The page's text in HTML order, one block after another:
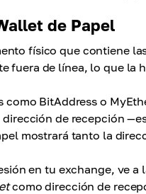
de Papel
físico que contiene
fuera de línea, lo que la
como BitAddress o
de recepción
mostrará tanto la
en tu exchange, ve
como dirección de